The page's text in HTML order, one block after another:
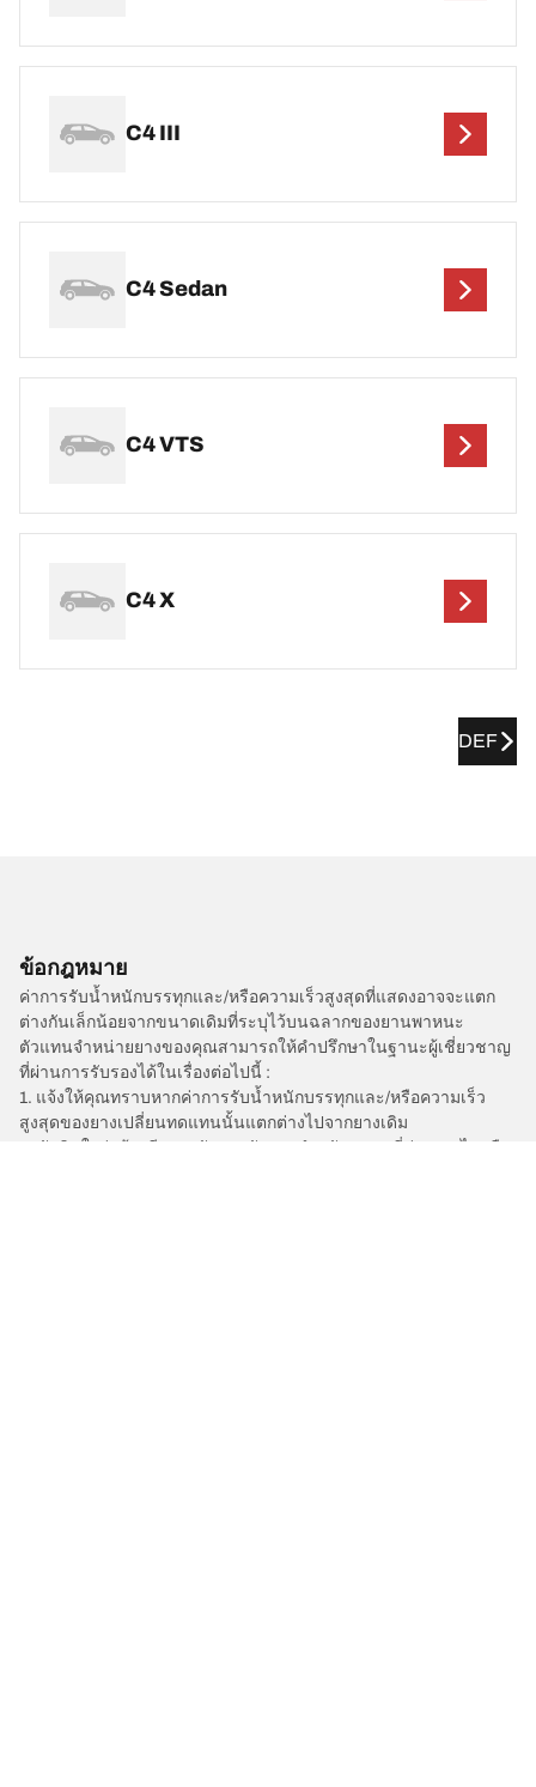
C4 III
C4 Sedan
C4 VTS
C4 X
DEF
ข้อกฎหมาย
ค่าการรับน้ำหนักบรรทุกและ/หรือความเร็วสูงสุดที่แสดงอาจจะแตก
ต่างกันเล็กน้อยจากขนาดเดิมที่ระบุไว้บนฉลากของยานพาหนะ
ตัวแทนจำหน่ายยางของคุณสามารถให้คำปรึกษาในฐานะผู้เชี่ยวชาญ
ที่ผ่านการรับรองได้ในเรื่องต่อไปนี้ :
1. แจ้งให้คุณทราบหากค่าการรับน้ำหนักบรรทุกและ/หรือความเร็ว
สูงสุดของยางเปลี่ยนทดแทนนั้นแตกต่างไปจากยางเดิม
2. ตัดสินใจว่าต้องมีการปรับแรงดันยางสำหรับขนาดที่ต่างออกไปหรือ